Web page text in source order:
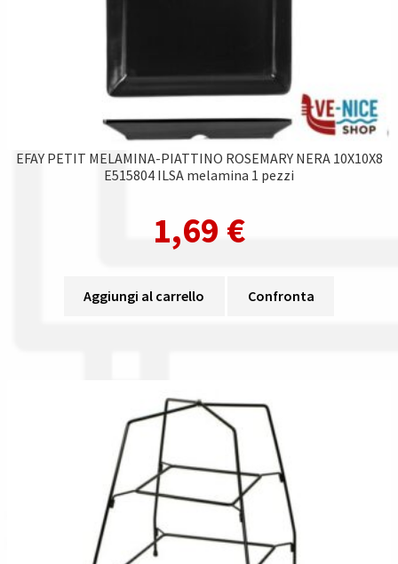
EFAY PETIT MELAMINA-PIATTINO ROSEMARY NERA 10X10X8
E515804 ILSA melamina 1 pezzi
1,69 €
Aggiungi al carrello Confronta